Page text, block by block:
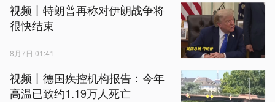
视频丨特朗普再称对伊朗战争将
很快结束
8月7日 01:41
视频丨德国疾控机构报告：今年
高温已致约1.19万人死亡